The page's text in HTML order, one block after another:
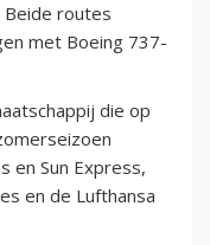
Beide routes
met Boeing 737-
die op
en Sun Express,
en de Lufthansa